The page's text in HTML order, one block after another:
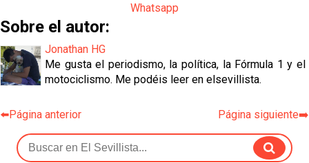
Whatsapp
Sobre el autor:
Jonathan HG
Me gusta el periodismo, la política, la Fórmula 1 y el
motociclismo. Me podéis leer en elsevillista.
⬅️Página anterior Página siguiente➡️